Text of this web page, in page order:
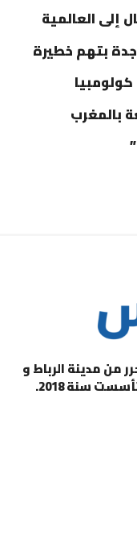
إلى العالمية
بتهم خطيرة
بالمغرب
من مدينة الرباط و
سنة 2018.